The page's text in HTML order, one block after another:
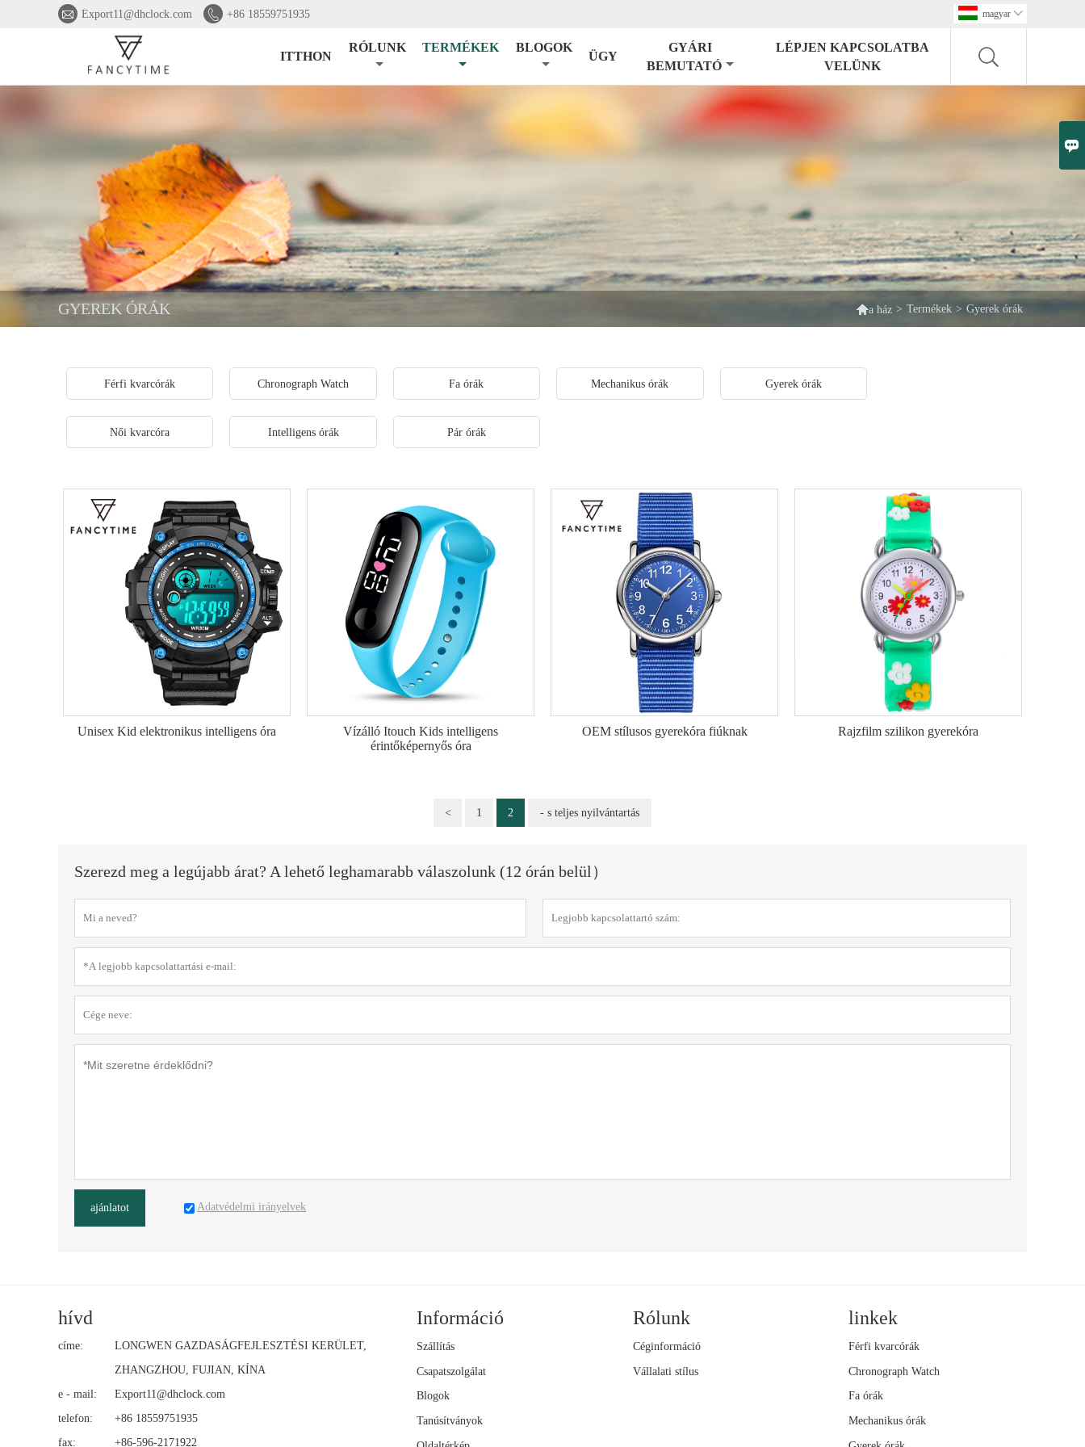

 Export11@dhclock.com  +86 18559751935 magyar 
ITTHON
RÓLUNK TERMÉKEK BLOGOK
ÜGY
GYÁRI
BEMUTATÓ
LÉPJEN KAPCSOLATBA
VELÜNK
GYEREK ÓRÁK a ház > Termékek > Gyerek órák
Férfi kvarcórák Chronograph Watch Fa órák Mechanikus órák Gyerek órák
Női kvarcóra Intelligens órák Pár órák
Unisex Kid elektronikus intelligens óra
Vízálló Itouch Kids intelligens
érintőképernyős óra
OEM stílusos gyerekóra fiúknak Rajzfilm szilikon gyerekóra
< 1 2 - s teljes nyilvántartás
Szerezd meg a legújabb árat? A lehető leghamarabb válaszolunk (12 órán belül）
ajánlatot Adatvédelmi irányelvek
hívd
címe:
LONGWEN GAZDASÁGFEJLESZTÉSI KERÜLET,
ZHANGZHOU, FUJIAN, KÍNA
e - mail:
Export11@dhclock.com
telefon:
+86 18559751935
fax:
+86-596-2171922
Információ
Szállítás
Csapatszolgálat
Blogok
Tanúsítványok
Rólunk
Céginformáció
Vállalati stílus
linkek
Férfi kvarcórák
Chronograph Watch
Fa órák
Mechanikus órák